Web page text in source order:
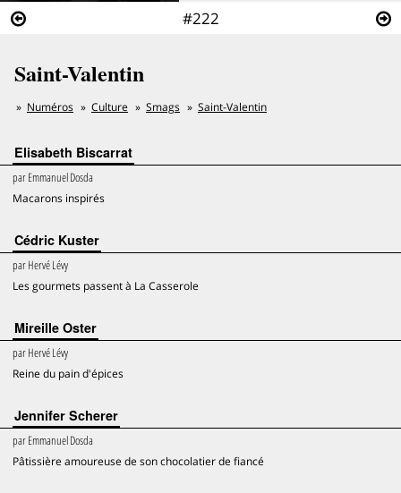
#222
Saint-Valentin
Numéros Culture Smags Saint-Valentin
Elisabeth Biscarrat
parEmmanuel Dosda
Macarons inspirés
Cédric Kuster
parHervé Lévy
Les gourmets passent à La Casserole
Mireille Oster
parHervé Lévy
Reine du pain d'épices
Jennifer Scherer
parEmmanuel Dosda
Pâtissière amoureuse de son chocolatier de fiancé